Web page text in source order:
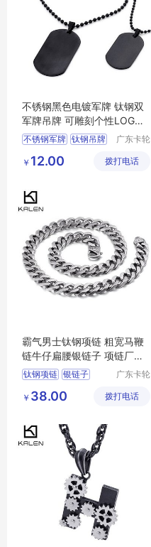
不锈钢黑色电镀军牌 钛钢双
军牌吊牌 可雕刻个性LOGO
刻字
不锈钢军牌 钛钢吊牌
双军牌吊牌
电镀军牌
广东卡轮
公司
￥ 12.00 拨打电话
霸气男士钛钢项链 粗宽马鞭
链牛仔扁腰银链子 项链厂家
批发定做
钛钢项链 银链子
粗宽马鞭链
腰银链子
广东卡轮
公司
￥ 38.00 拨打电话